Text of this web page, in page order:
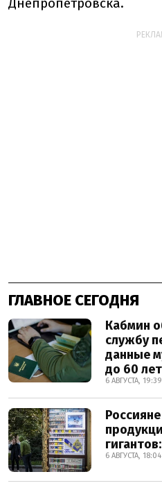
ГЛАВНОЕ СЕГОДНЯ
Кабмин
службу
данные
до 60 лет
6 АВГУСТА, 19:39
6 АВГУСТА, 18:04